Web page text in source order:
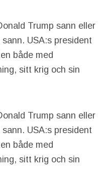
Trump sann eller
USA:s president
både med
sitt krig och sin
Trump sann eller
USA:s president
både med
sitt krig och sin